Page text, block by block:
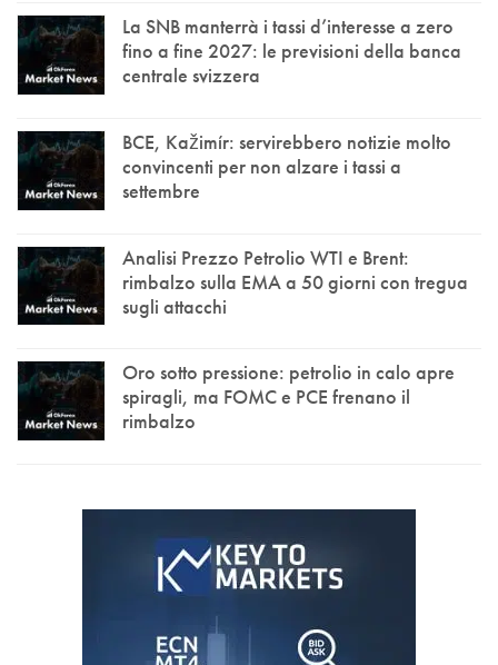
La SNB manterrà i tassi d’interesse a zero
fino a fine 2027: le previsioni della banca
centrale svizzera
BCE, Kažimír: servirebbero notizie molto
convincenti per non alzare i tassi a
settembre
Analisi Prezzo Petrolio WTI e Brent:
rimbalzo sulla EMA a 50 giorni con tregua
sugli attacchi
Oro sotto pressione: petrolio in calo apre
spiragli, ma FOMC e PCE frenano il
rimbalzo